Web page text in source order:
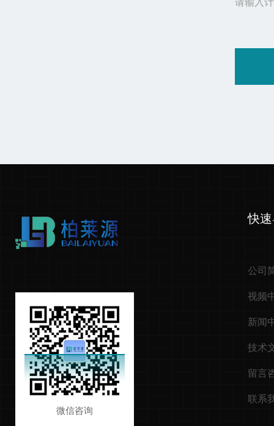
请输入
微信咨询
快
公司
视频
新闻
技术
留言
联系